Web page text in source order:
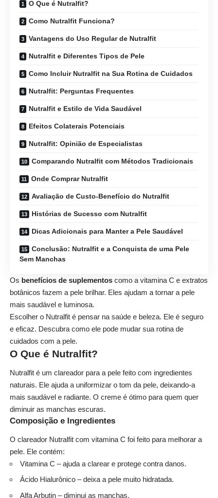
O Que é Nutralfit?
Como Nutralfit Funciona?
Vantagens do Uso Regular de Nutralfit
Nutralfit e Diferentes Tipos de Pele
Como Incluir Nutralfit na Sua Rotina de Cuidados
Nutralfit: Perguntas Frequentes
Nutralfit e Estilo de Vida Saudável
Efeitos Colaterais Potenciais
Nutralfit: Opinião de Especialistas
Comparando Nutralfit com Métodos Tradicionais
Onde Comprar Nutralfit
Avaliação de Custo-Benefício do Nutralfit
Histórias de Sucesso com Nutralfit
Dicas Adicionais para Manter a Pele Saudável
Conclusão: Nutralfit e a Conquista de uma Pele
Sem Manchas
Os benefícios de suplementos como a vitamina C e extratos
botânicos fazem a pele brilhar. Eles ajudam a tornar a pele
mais saudável e luminosa.
Escolher o Nutralfit é pensar na saúde e beleza. Ele é seguro
e eficaz. Descubra como ele pode mudar sua rotina de
cuidados com a pele.
O Que é Nutralfit?
Nutralfit é um clareador para a pele feito com ingredientes
naturais. Ele ajuda a uniformizar o tom da pele, deixando-a
mais saudável e radiante. O creme é ótimo para quem quer
diminuir as manchas escuras.
Composição e Ingredientes
O clareador Nutralfit com vitamina C foi feito para melhorar a
pele. Ele contém:
Vitamina C – ajuda a clarear e protege contra danos.
Ácido Hialurônico – deixa a pele muito hidratada.
Alfa Arbutin – diminui as manchas.